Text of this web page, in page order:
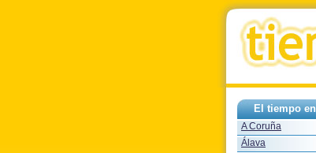
El tiempo en
A Coruña
Álava